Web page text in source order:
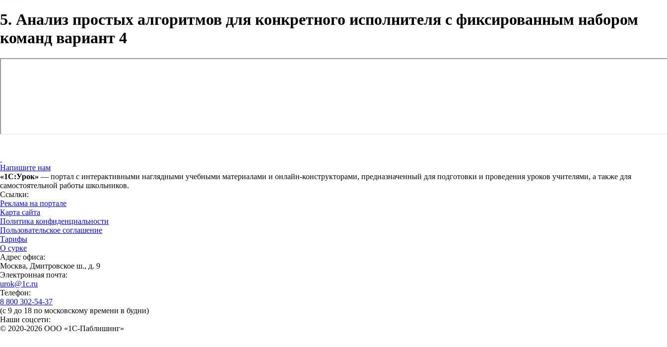
5. Анализ простых алгоритмов для конкретного исполнителя с фиксированным набором
команд вариант 4
Напишите нам
«1С:Урок» — портал с интерактивными наглядными учебными материалами и онлайн-конструкторами, предназначенный для подготовки и проведения уроков учителями, а также для
самостоятельной работы школьников.
Ссылки:
Реклама на портале
Карта сайта
Политика конфиденциальности
Пользовательское соглашение
Тарифы
О сурке
Адрес офиса:
Москва, Дмитровское ш., д. 9
Электронная почта:
urok@1c.ru
Телефон:
8 800 302-54-37
(с 9 до 18 по московскому времени в будни)
Наши соцсети:
© 2020-2026 OOO «1С-Паблишинг»